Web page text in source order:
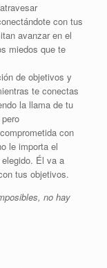
con tus
avanzar en el
miedos que te
de objetivos y
te conectas
la llama de tu
con
le importa el
Él va a
tus objetivos.
no hay